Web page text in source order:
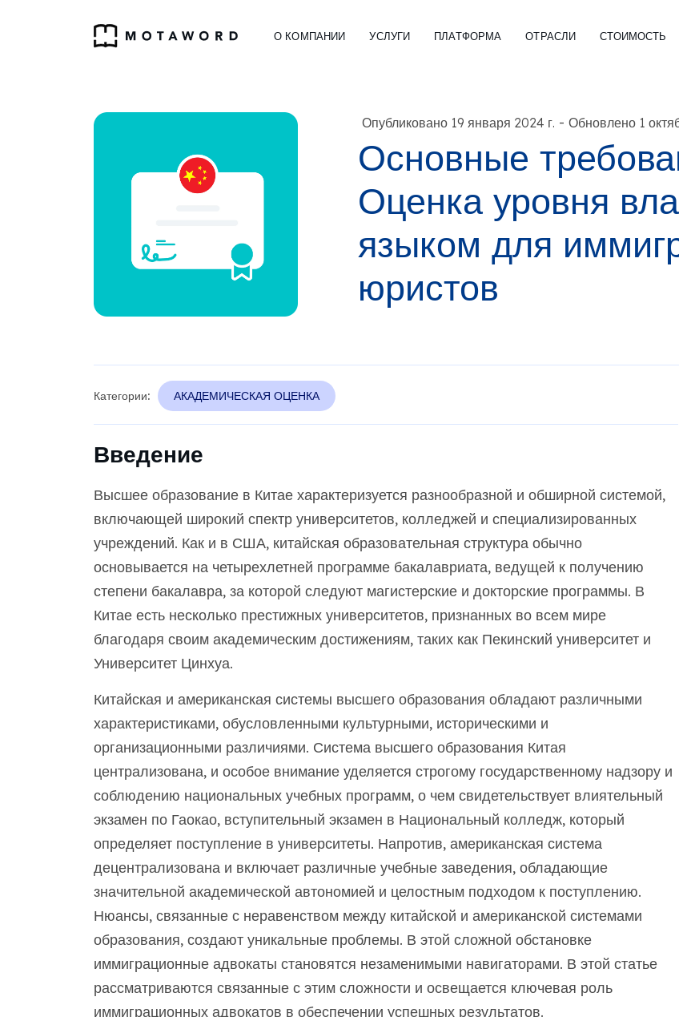
О КОМПАНИИ УСЛУГИ ПЛАТФОРМА ОТРАСЛИ СТОИМОСТЬ
Опубликовано 19 января 2024 г. - Обновлено 1
Основные
Оценка уровня
языком для
юристов
Категории: АКАДЕМИЧЕСКАЯ ОЦЕНКА
Введение
Высшее образование в Китае характеризуется разнообразной и обширной системой,
включающей широкий спектр университетов, колледжей и специализированных
учреждений. Как и в США, китайская образовательная структура обычно
основывается на четырехлетней программе бакалавриата, ведущей к получению
степени бакалавра, за которой следуют магистерские и докторские программы. В
Китае есть несколько престижных университетов, признанных во всем мире
благодаря своим академическим достижениям, таких как Пекинский университет и
Университет Цинхуа.
Китайская и американская системы высшего образования обладают различными
характеристиками, обусловленными культурными, историческими и
организационными различиями. Система высшего образования Китая
централизована, и особое внимание уделяется строгому государственному надзору и
соблюдению национальных учебных программ, о чем свидетельствует влиятельный
экзамен по Гаокао, вступительный экзамен в Национальный колледж, который
определяет поступление в университеты. Напротив, американская система
децентрализована и включает различные учебные заведения, обладающие
значительной академической автономией и целостным подходом к поступлению.
Нюансы, связанные с неравенством между китайской и американской системами
образования, создают уникальные проблемы. В этой сложной обстановке
иммиграционные адвокаты становятся незаменимыми навигаторами. В этой статье
рассматриваются связанные с этим сложности и освещается ключевая роль
иммиграционных адвокатов в обеспечении успешных результатов.